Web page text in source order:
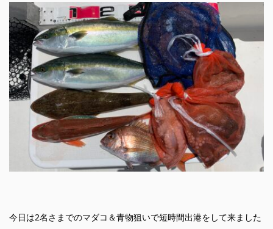
今日は2名さまでのマダコ＆青物狙いで短時間出港をして来ました